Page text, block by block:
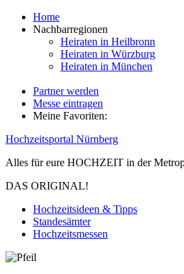
Home
Nachbarregionen
Heiraten in Heilbronn
Heiraten in Würzburg
Heiraten in München
Partner werden
Messe eintragen
Meine Favoriten:
Hochzeitsportal Nürnberg
Alles für eure HOCHZEIT in der
DAS ORIGINAL!
Hochzeitsideen & Tipps
Standesämter
Hochzeitsmessen